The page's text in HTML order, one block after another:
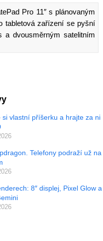
Pro 11″ s plánovaným
tabletová zařízení se pyšní
a dvousměrným satelitním
vlastní příšerku a hrajte za ni
Telefony podraží už na
8″ displej, Pixel Glow a